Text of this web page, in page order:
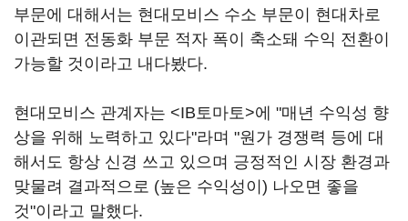
부문에 대해서는 현대모비스 수소 부문이 현대차로
이관되면 전동화 부문 적자 폭이 축소돼 수익 전환이
가능할 것이라고 내다봤다.
현대모비스 관계자는 <IB토마토>에 "매년 수익성 향
상을 위해 노력하고 있다"라며 "원가 경쟁력 등에 대
해서도 항상 신경 쓰고 있으며 긍정적인 시장 환경과
맞물려 결과적으로 (높은 수익성이) 나오면 좋을
것"이라고 말했다.